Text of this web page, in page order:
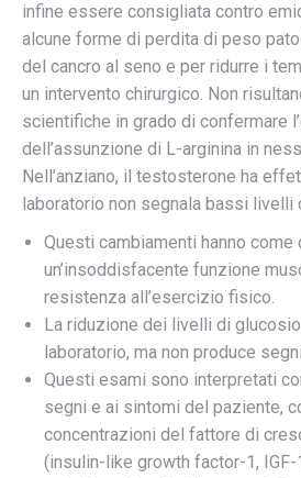
infine essere consigliata contro
alcune forme di perdita di peso
del cancro al seno e per ridurre i
un intervento chirurgico. Non
scientifiche in grado di confermare
dell’assunzione di L-arginina in
Nell’anziano, il testosterone ha
laboratorio non segnala bassi livelli
Questi cambiamenti hanno come
un’insoddisfacente funzione
resistenza all’esercizio fisico.
La riduzione dei livelli di
laboratorio, ma non produce
Questi esami sono interpretati
segni e ai sintomi del paziente,
concentrazioni del fattore di
(insulin-like growth factor-1,